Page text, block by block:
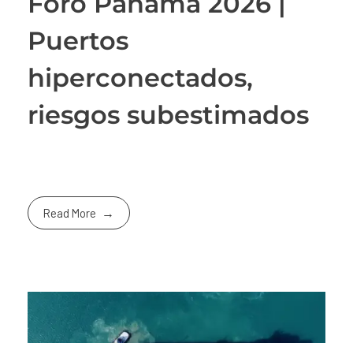
Puertos
hiperconectados,
riesgos subestimados
Read More